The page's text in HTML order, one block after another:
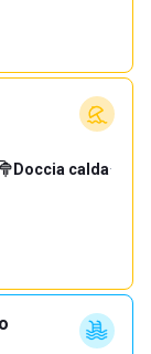
Doccia calda·